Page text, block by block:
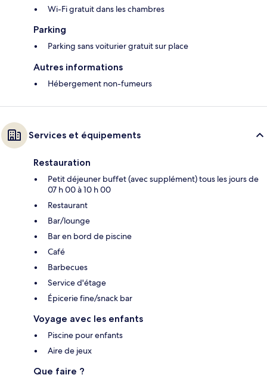
Wi-Fi gratuit dans les chambres
Parking
Parking sans voiturier gratuit sur place
Autres informations
Hébergement non-fumeurs
Services et équipements
Restauration
Petit déjeuner buffet (avec supplément) tous les jours de
07 h 00 à 10 h 00
Restaurant
Bar/lounge
Bar en bord de piscine
Café
Barbecues
Service d'étage
Épicerie fine/snack bar
Voyage avec les enfants
Piscine pour enfants
Aire de jeux
Que faire ?